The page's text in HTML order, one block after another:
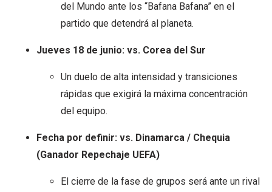
del Mundo ante los “Bafana Bafana” en el
partido que detendrá al planeta.
Jueves 18 de junio: vs. Corea del Sur
Un duelo de alta intensidad y transiciones
rápidas que exigirá la máxima concentración
del equipo.
Fecha por definir: vs. Dinamarca / Chequia
(Ganador Repechaje UEFA)
El cierre de la fase de grupos será ante un rival